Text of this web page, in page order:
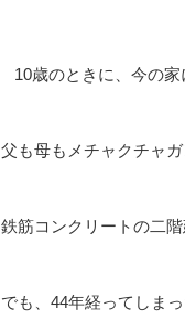
10歳のときに、今の家
父も母もメチャクチャ
鉄筋コンクリートの二
でも、44年経ってしまっ